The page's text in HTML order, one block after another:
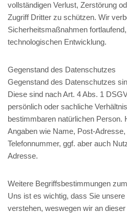
vollständigen Verlust, Zerstörung
Zugriff Dritter zu schützen. Wir
Sicherheitsmaßnahmen
technologischen Entwicklung.
Gegenstand des Datenschutzes
Gegenstand des Datenschutzes
Diese sind nach Art. 4 Abs. 1
persönlich oder sachliche
bestimmbaren natürlichen Person.
Angaben wie Name, Post-
Telefonnummer, ggf. aber auch
Adresse.
Weitere Begriffsbestimmungen
Uns ist es wichtig, dass Sie
verstehen, weswegen wir an